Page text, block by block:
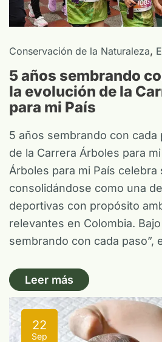
Conservación de la Naturaleza,
5 años sembrando
la evolución de la
para mi País
5 años sembrando con cada
de la Carrera Árboles para
Árboles para mi País
consolidándose como una
deportivas con propósito
relevantes en Colombia.
sembrando con cada paso”,
Leer más
22
Sep